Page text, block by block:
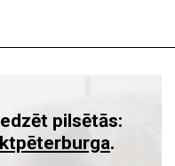
pilsētās:
.